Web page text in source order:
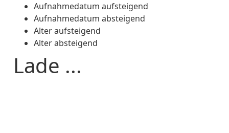
Aufnahmedatum aufsteigend
Aufnahmedatum absteigend
Alter aufsteigend
Alter absteigend
Lade ...